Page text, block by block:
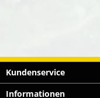
Kundenservice
Informationen